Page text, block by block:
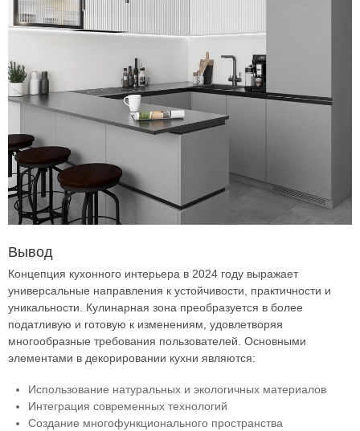
Вывод
Концепция кухонного интерьера в 2024 году выражает
универсальные направления к устойчивости, практичности и
уникальности. Кулинарная зона преобразуется в более
податливую и готовую к изменениям, удовлетворяя
многообразные требования пользователей. Основными
элементами в декорировании кухни являются:
Использование натуральных и экологичных материалов
Интеграция современных технологий
Создание многофункционального пространства